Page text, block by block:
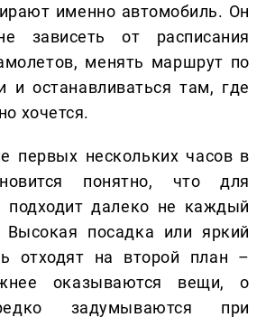
именно автомобиль. Он
зависеть от расписания
менять маршрут по
и останавливаться там, где
хочется.
первых нескольких часов в
понятно, что для
подходит далеко не каждый
Высокая посадка или яркий
отходят на второй план –
оказываются вещи, о
задумываются при